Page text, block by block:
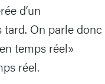
d’un
tard. On parle donc
temps réel»
réel.